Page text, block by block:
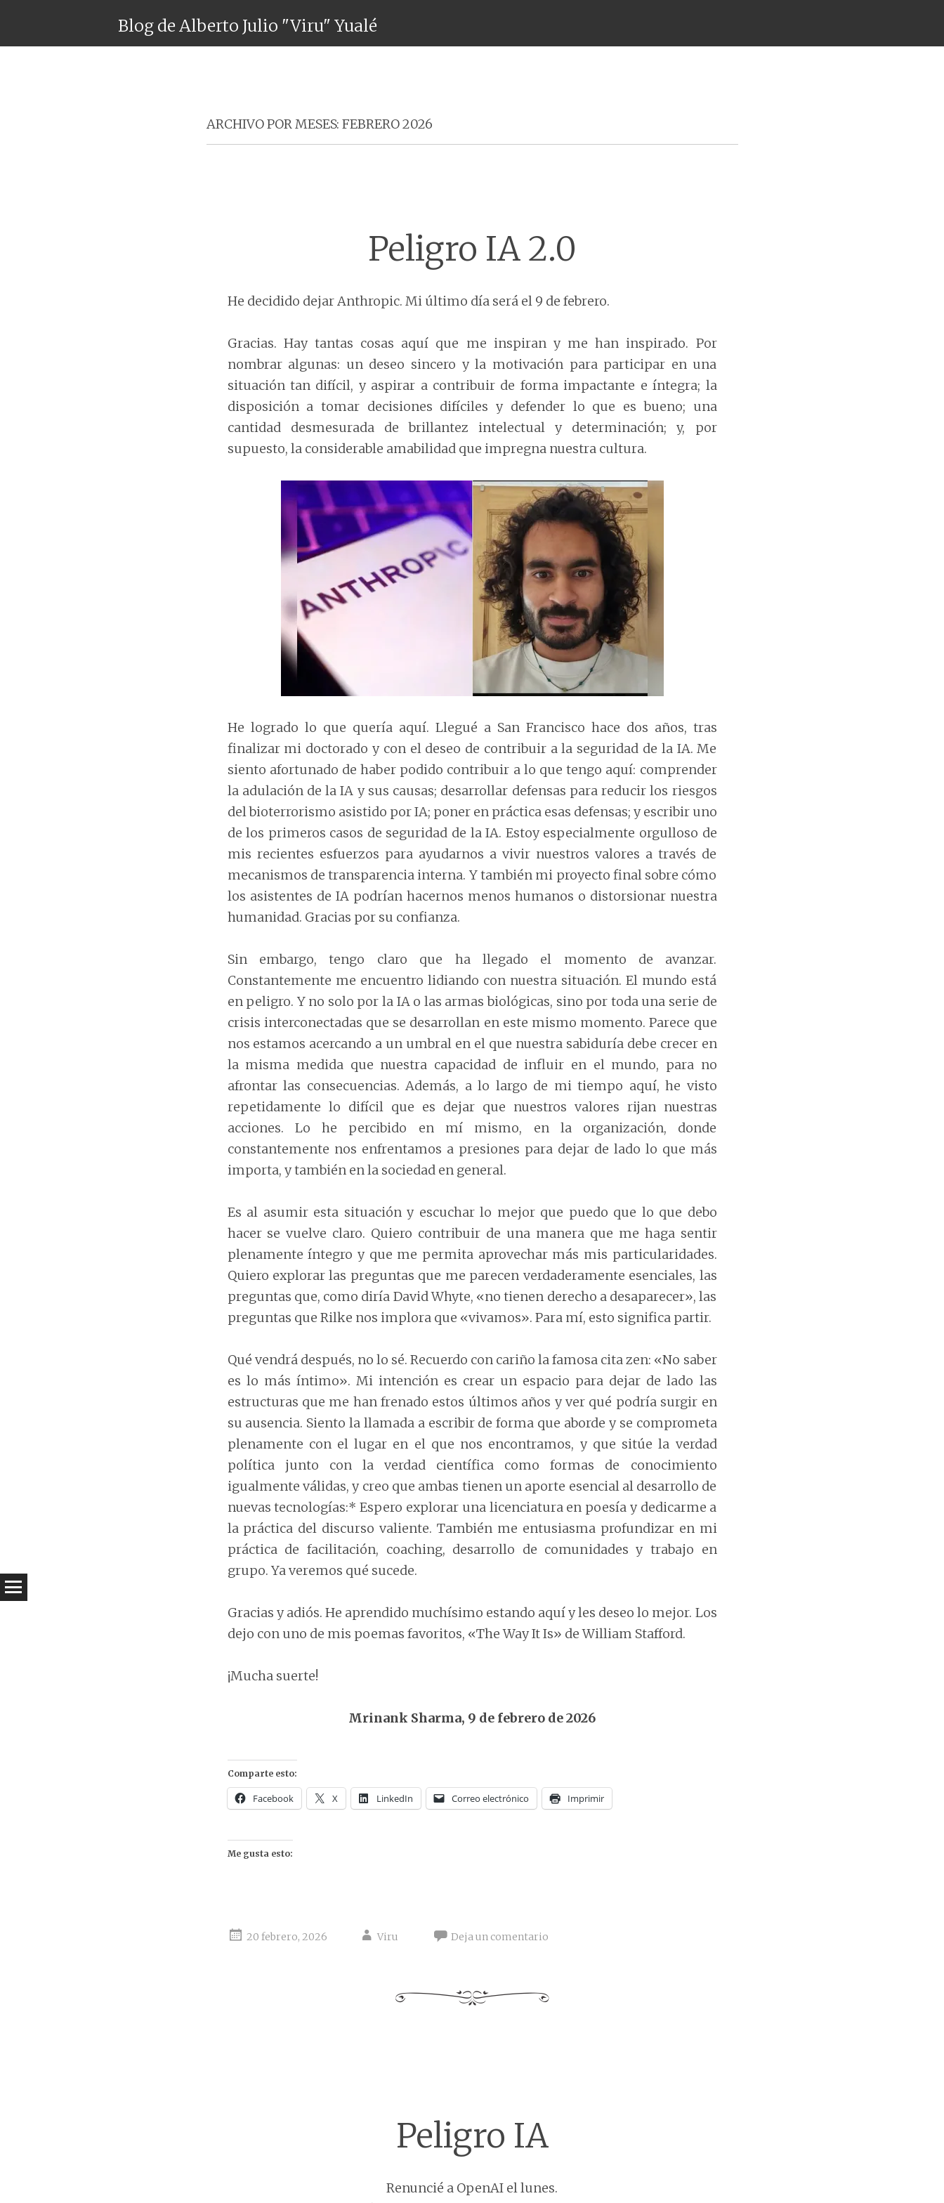
Blog de Alberto Julio "Viru" Yualé
ARCHIVO POR MESES: FEBRERO 2026
Peligro IA 2.0
He decidido dejar Anthropic. Mi último día será el 9 de febrero.
Gracias. Hay tantas cosas aquí que me inspiran y me han inspirado. Por
nombrar algunas: un deseo sincero y la motivación para participar en una
situación tan difícil, y aspirar a contribuir de forma impactante e íntegra; la
disposición a tomar decisiones difíciles y defender lo que es bueno; una
cantidad desmesurada de brillantez intelectual y determinación; y, por
supuesto, la considerable amabilidad que impregna nuestra cultura.
He logrado lo que quería aquí. Llegué a San Francisco hace dos años, tras
finalizar mi doctorado y con el deseo de contribuir a la seguridad de la IA. Me
siento afortunado de haber podido contribuir a lo que tengo aquí: comprender
la adulación de la IA y sus causas; desarrollar defensas para reducir los riesgos
del bioterrorismo asistido por IA; poner en práctica esas defensas; y escribir uno
de los primeros casos de seguridad de la IA. Estoy especialmente orgulloso de
mis recientes esfuerzos para ayudarnos a vivir nuestros valores a través de
mecanismos de transparencia interna. Y también mi proyecto final sobre cómo
los asistentes de IA podrían hacernos menos humanos o distorsionar nuestra
humanidad. Gracias por su confianza.
Sin embargo, tengo claro que ha llegado el momento de avanzar.
Constantemente me encuentro lidiando con nuestra situación. El mundo está
en peligro. Y no solo por la IA o las armas biológicas, sino por toda una serie de
crisis interconectadas que se desarrollan en este mismo momento. Parece que
nos estamos acercando a un umbral en el que nuestra sabiduría debe crecer en
la misma medida que nuestra capacidad de influir en el mundo, para no
afrontar las consecuencias. Además, a lo largo de mi tiempo aquí, he visto
repetidamente lo difícil que es dejar que nuestros valores rijan nuestras
acciones. Lo he percibido en mí mismo, en la organización, donde
constantemente nos enfrentamos a presiones para dejar de lado lo que más
importa, y también en la sociedad en general.
Es al asumir esta situación y escuchar lo mejor que puedo que lo que debo
hacer se vuelve claro. Quiero contribuir de una manera que me haga sentir
plenamente íntegro y que me permita aprovechar más mis particularidades.
Quiero explorar las preguntas que me parecen verdaderamente esenciales, las
preguntas que, como diría David Whyte, «no tienen derecho a desaparecer», las
preguntas que Rilke nos implora que «vivamos». Para mí, esto significa partir.
Qué vendrá después, no lo sé. Recuerdo con cariño la famosa cita zen: «No saber
es lo más íntimo». Mi intención es crear un espacio para dejar de lado las
estructuras que me han frenado estos últimos años y ver qué podría surgir en
su ausencia. Siento la llamada a escribir de forma que aborde y se comprometa
plenamente con el lugar en el que nos encontramos, y que sitúe la verdad
política junto con la verdad científica como formas de conocimiento
igualmente válidas, y creo que ambas tienen un aporte esencial al desarrollo de
nuevas tecnologías:* Espero explorar una licenciatura en poesía y dedicarme a
la práctica del discurso valiente. También me entusiasma profundizar en mi
práctica de facilitación, coaching, desarrollo de comunidades y trabajo en
grupo. Ya veremos qué sucede.
Gracias y adiós. He aprendido muchísimo estando aquí y les deseo lo mejor. Los
dejo con uno de mis poemas favoritos, «The Way It Is» de William Stafford.
¡Mucha suerte!
Mrinank Sharma, 9 de febrero de 2026
Comparte esto:
Facebook X LinkedIn Correo electrónico Imprimir
Me gusta esto:
20 febrero, 2026 Viru Deja un comentario
Peligro IA
Renuncié a OpenAI el lunes.